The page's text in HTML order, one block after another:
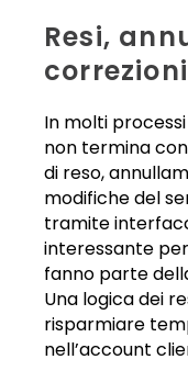
Resi,
correzioni
In molti
non termina
di reso,
modifiche del
tramite
interessante
fanno parte
Una logica dei
risparmiare
nell’account